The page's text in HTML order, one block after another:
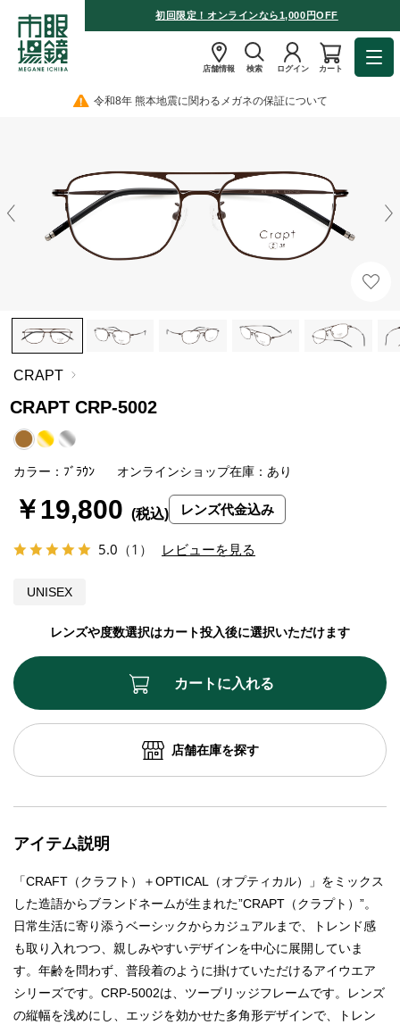
初回限定！オンラインなら1,000円OFF
店舗情報 検索 ログイン カート
令和8年 熊本地震に関わるメガネの保証について
CRAPT
CRAPT CRP-5002
5.0 （1） レビューを見る
UNISEX
カラー：ﾌﾞﾗｳﾝ オンラインショップ在庫：あり
レンズや度数選択はカート投入後に選択いただけます
￥19,800 レンズ代金込み
カートに入れる
店舗在庫を探す
アイテム説明
「CRAFT（クラフト）＋OPTICAL（オプティカル）」をミックス
した造語からブランドネームが生まれた”CRAPT（クラプト）”。
日常生活に寄り添うベーシックからカジュアルまで、トレンド感
も取り入れつつ、親しみやすいデザインを中心に展開していま
す。年齢を問わず、普段着のように掛けていただけるアイウエア
シリーズです。CRP-5002は、ツーブリッジフレームです。レンズ
の縦幅を浅めにし、エッジを効かせた多角形デザインで、トレン